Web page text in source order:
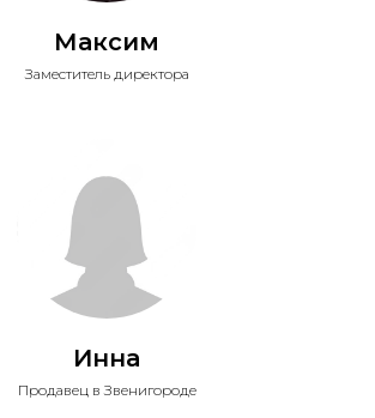
Максим
Заместитель директора
Инна
Продавец в Звенигороде